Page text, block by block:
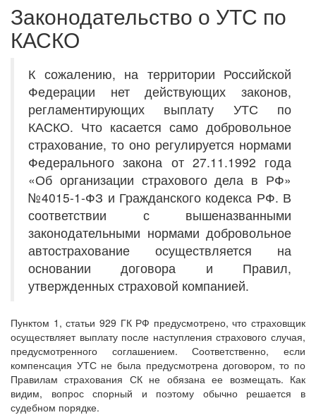
Законодательство о УТС по
КАСКО
К сожалению, на территории Российской
Федерации нет действующих законов,
регламентирующих выплату УТС по
КАСКО. Что касается само добровольное
страхование, то оно регулируется нормами
Федерального закона от 27.11.1992 года
«Об организации страхового дела в РФ»
№4015-1-ФЗ и Гражданского кодекса РФ. В
соответствии с вышеназванными
законодательными нормами добровольное
автострахование осуществляется на
основании договора и Правил,
утвержденных страховой компанией.
Пунктом 1, статьи 929 ГК РФ предусмотрено, что страховщик
осуществляет выплату после наступления страхового случая,
предусмотренного соглашением. Соответственно, если
компенсация УТС не была предусмотрена договором, то по
Правилам страхования СК не обязана ее возмещать. Как
видим, вопрос спорный и поэтому обычно решается в
судебном порядке.